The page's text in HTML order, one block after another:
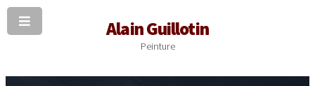
Alain Guillotin
Peinture